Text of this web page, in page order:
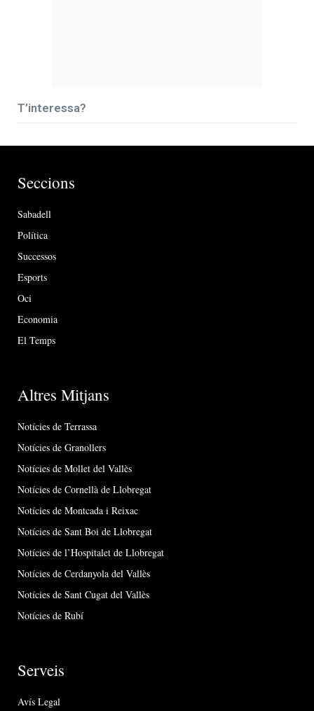
T’interessa?
Seccions
Sabadell
Política
Successos
Esports
Oci
Economia
El Temps
Altres Mitjans
Notícies de Terrassa
Notícies de Granollers
Notícies de Mollet del Vallès
Notícies de Cornellà de Llobregat
Notícies de Montcada i Reixac
Notícies de Sant Boi de Llobregat
Notícies de l’Hospitalet de Llobregat
Notícies de Cerdanyola del Vallès
Notícies de Sant Cugat del Vallès
Notícies de Rubí
Serveis
Avís Legal